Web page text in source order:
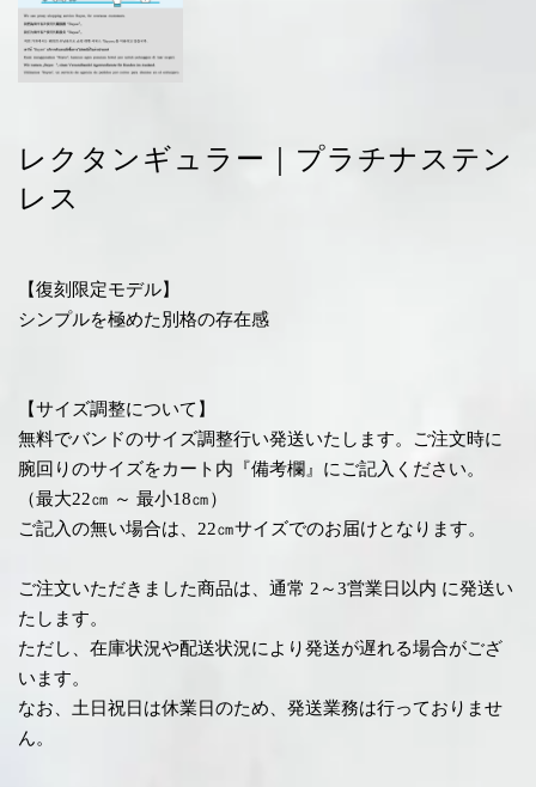
レクタンギュラー｜プラチナステン
レス
【復刻限定モデル】
シンプルを極めた別格の存在感
【サイズ調整について】
無料でバンドのサイズ調整行い発送いたします。ご注文時に
腕回りのサイズをカート内『備考欄』にご記入ください。
（最大22㎝ ～ 最小18㎝）
ご記入の無い場合は、22㎝サイズでのお届けとなります。
ご注文いただきました商品は、通常 2～3営業日以内 に発送い
たします。
ただし、在庫状況や配送状況により発送が遅れる場合がござ
います。
なお、土日祝日は休業日のため、発送業務は行っておりませ
ん。